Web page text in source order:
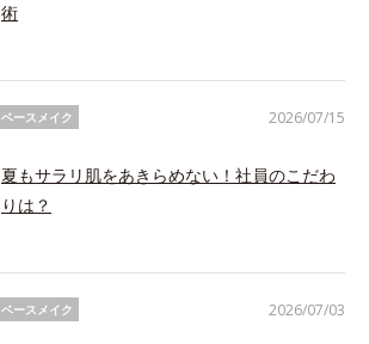
術
ベースメイク
夏もサラリ肌をあきらめない！社員のこだわ
りは？
2026/07/15
ベースメイク 2026/07/03